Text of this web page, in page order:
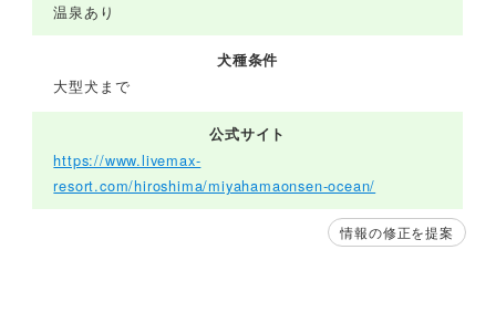
温泉あり
犬種条件
大型犬まで
公式サイト
https://www.livemax-
resort.com/hiroshima/miyahamaonsen-ocean/
情報の修正を提案